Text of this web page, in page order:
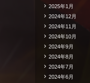
2025年1月
2024年12月
2024年11月
2024年10月
2024年9月
2024年8月
2024年7月
2024年6月